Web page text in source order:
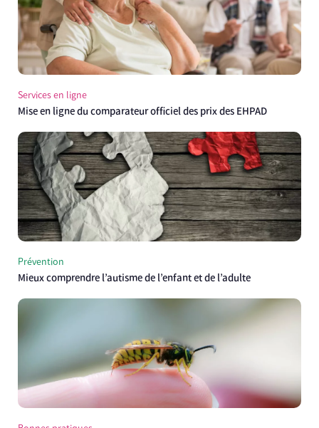
Services en ligne
Mise en ligne du comparateur officiel des prix des EHPAD
Prévention
Mieux comprendre l’autisme de l’enfant et de l’adulte